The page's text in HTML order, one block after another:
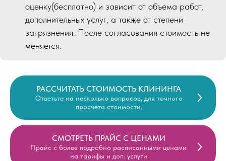
оценку(бесплатно) и зависит от объема работ,
дополнительных услуг, а также от степени
загрязнения. После согласования стоимость не
меняется.
РАССЧИТАТЬ СТОИМОСТЬ КЛИНИНГА
Ответьте на несколько вопросов, для точного
просчета стоимости.
СМОТРЕТЬ ПРАЙС С ЦЕНАМИ
Прайс с более подробно расписанными ценами
на тарифы и доп. услуги